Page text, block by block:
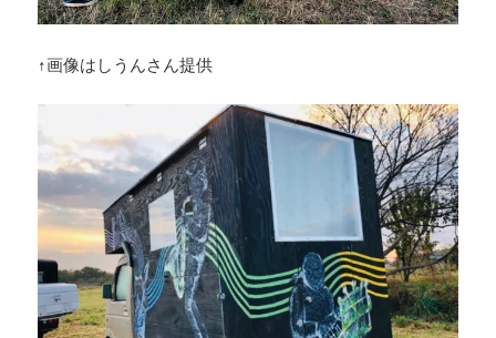
↑画像はしうんさん提供